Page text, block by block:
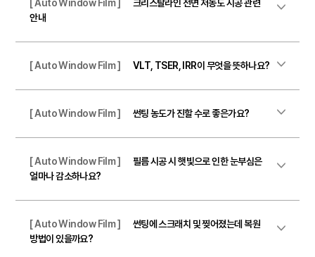
[ Auto Window Film ]
크리스탈라인 전면 저농도 시공 관련
안내
[ Auto Window Film ] VLT, TSER, IRR이 무엇을 뜻하나요?
[ Auto Window Film ] 썬팅 농도가 진할 수로 좋은가요?
[ Auto Window Film ]
필름 시공 시 햇빛으로 인한 눈부심은
얼마나 감소하나요?
[ Auto Window Film ]
썬팅에 스크래치 및 찢어졌는데 복원
방법이 있을까요?